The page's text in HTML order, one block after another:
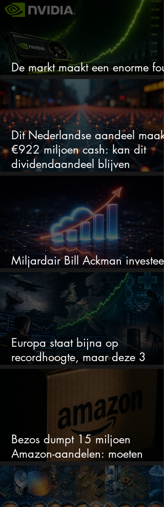
De markt maakt een enorme fout
Dit Nederlandse aandeel maakt
€922 miljoen cash: kan dit
dividendaandeel blijven
verhogen?
Miljardair Bill Ackman investeert
miljarden in dit techaandeel
Europa staat bijna op
recordhoogte, maar deze 3
sectoren vallen nu op
Bezos dumpt 15 miljoen
Amazon-aandelen: moeten
beleggers zich zorgen maken?